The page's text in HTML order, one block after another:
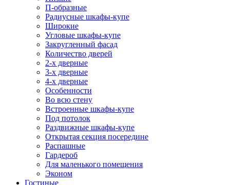
П-образные
Радиусные шкафы-купе
Широкие
Угловые шкафы-купе
Закругленный фасад
Количество дверей
2-х дверные
3-х дверные
4-х дверные
Особенности
Во всю стену
Встроенные шкафы-купе
Под потолок
Раздвижные шкафы-купе
Открытая секция посередине
Распашные
Гардероб
Для маленького помещения
Эконом
Гостиные